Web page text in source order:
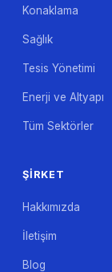
Konaklama
Sağlık
Tesis Yönetimi
Enerji ve Altyapı
Tüm Sektörler
ŞIRKET
Hakkımızda
İletişim
Blog